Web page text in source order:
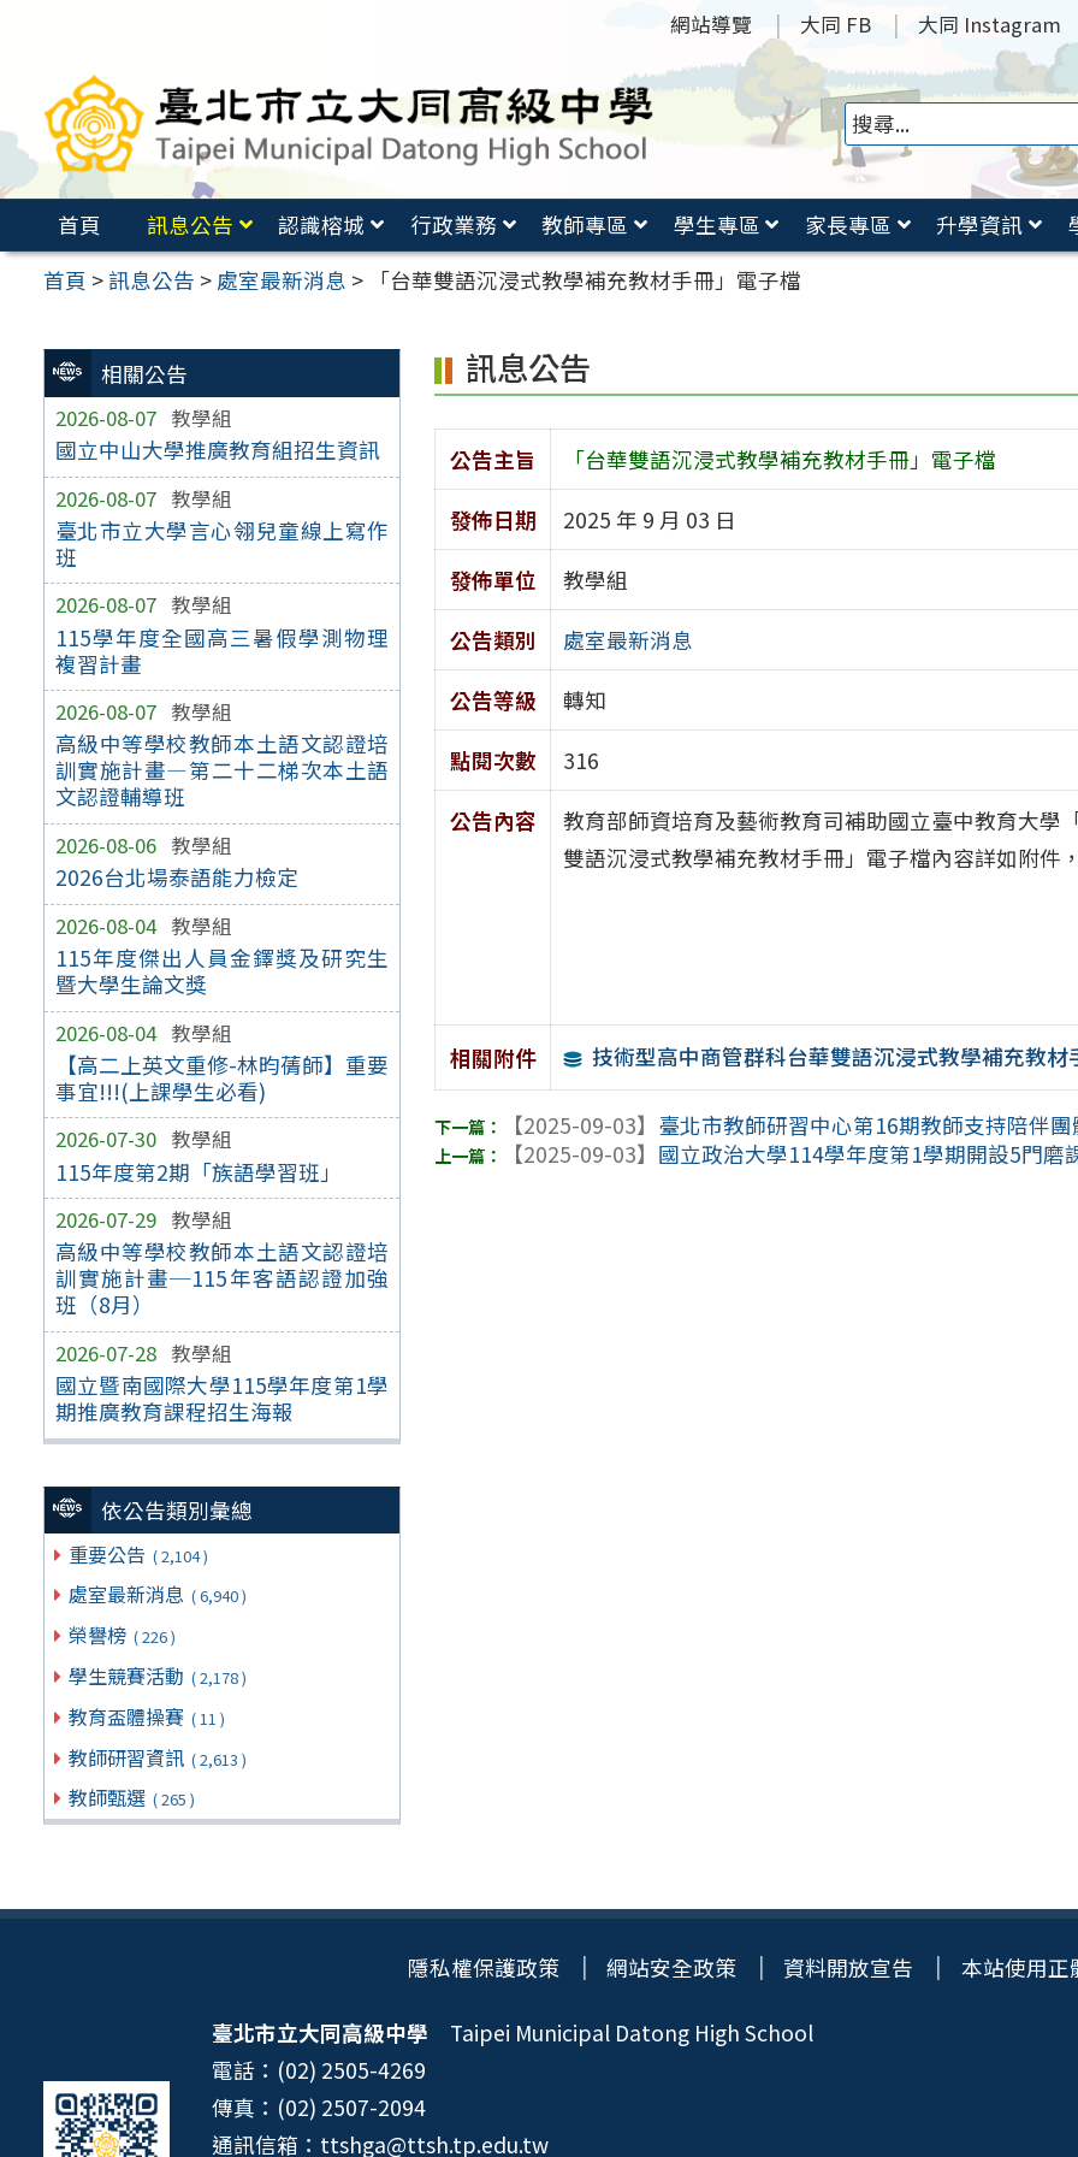
要
容
網站導覽 大同 FB 大同 Instagram
首頁 訊息公告 認識榕城 行政業務 教師專區 學生專區 家長專區 升學資訊
首頁 >訊息公告 > 處室最新消息 > 「台華雙語沉浸式教學補充教材手冊」電子檔
相關公告
2026-08-07 教學組
國立中山大學推廣教育組招生資訊
2026-08-07 教學組
臺北市立大學言心翎兒童線上寫作
班
2026-08-07 教學組
115學年度全國高三暑假學測物理
複習計畫
2026-08-07 教學組
高級中等學校教師本土語文認證培
訓實施計畫—第二十二梯次本土語
文認證輔導班
2026-08-06 教學組
2026台北場泰語能力檢定
2026-08-04 教學組
115年度傑出人員金鐸獎及研究生
暨大學生論文獎
2026-08-04 教學組
【高二上英文重修-林昀蒨師】重要
事宜!!!(上課學生必看)
2026-07-30 教學組
115年度第2期「族語學習班」
2026-07-29 教學組
高級中等學校教師本土語文認證培
訓實施計畫─115年客語認證加強
班（8月）
2026-07-28 教學組
國立暨南國際大學115學年度第1學
期推廣教育課程招生海報
依公告類別彙總
重要公告 ( 2,104 )
處室最新消息 ( 6,940 )
榮譽榜 ( 226 )
學生競賽活動 ( 2,178 )
教育盃體操賽 ( 11 )
教師研習資訊 ( 2,613 )
教師甄選 ( 265 )
訊息公告
公告主旨
「台華雙語沉浸式教學補充教材手冊」電子檔
發佈日期
2025 年 9 月 03 日
發佈單位
教學組
公告類別
處室最新消息
公告等級
轉知
點閱次數
316
公告內容
教育部師資培育及藝術教育司補助國立臺中教育大學
雙語沉浸式教學補充教材手冊」電子檔內容詳如附件
相關附件 技術型高中商管群科台華雙語沉浸式教學補充教材
【2025-09-03】 臺北市教師研習中心第16期教師支持陪伴
【2025-09-03】 國立政治大學114學年度第1學期開設5門磨
隱私權保護政策 網站安全政策 資料開放宣告 本站使用正
臺北市立大同高級中學 Taipei Municipal Datong High School
電話：(02) 2505-4269
傳真：(02) 2507-2094
通訊信箱：ttshga@ttsh.tp.edu.tw